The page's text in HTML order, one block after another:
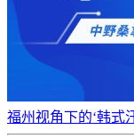
福州视角下的‘韩式